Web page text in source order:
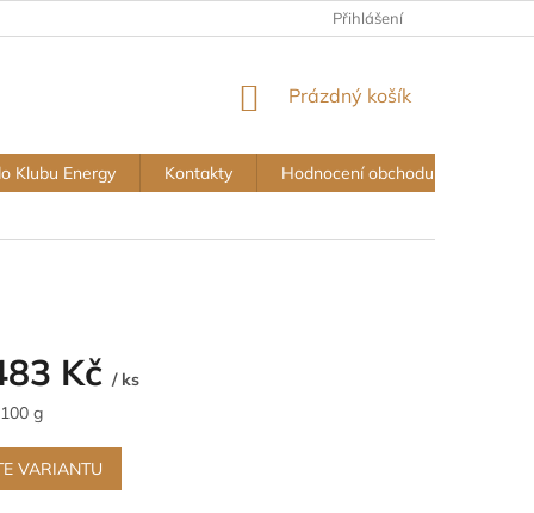
Přihlášení
NÁKUPNÍ
Prázdný košík
Klubu Energy Kontakty Hodnocení obchodu
Kč / ks
g
VARIANTU